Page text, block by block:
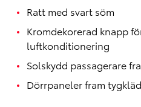
Ratt med svart söm
Kromdekorerad knapp
luftkonditionering
Solskydd passagerare
Dörrpaneler fram